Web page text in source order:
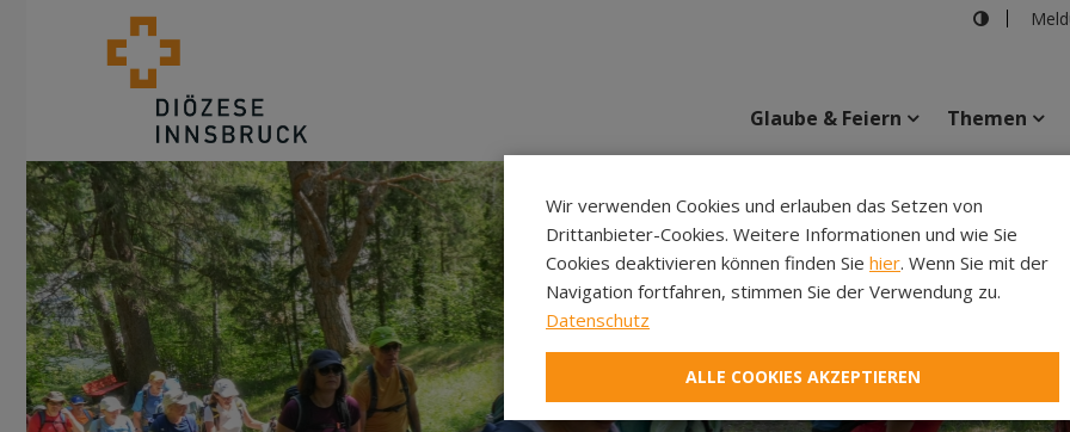
Glaube & Feiern Themen
Wir verwenden Cookies und erlauben das Setzen von
Drittanbieter-Cookies. Weitere Informationen und wie Sie
Cookies deaktivieren können finden Sie hier. Wenn Sie mit der
Navigation fortfahren, stimmen Sie der Verwendung zu.
Datenschutz
ALLE COOKIES AKZEPTIEREN